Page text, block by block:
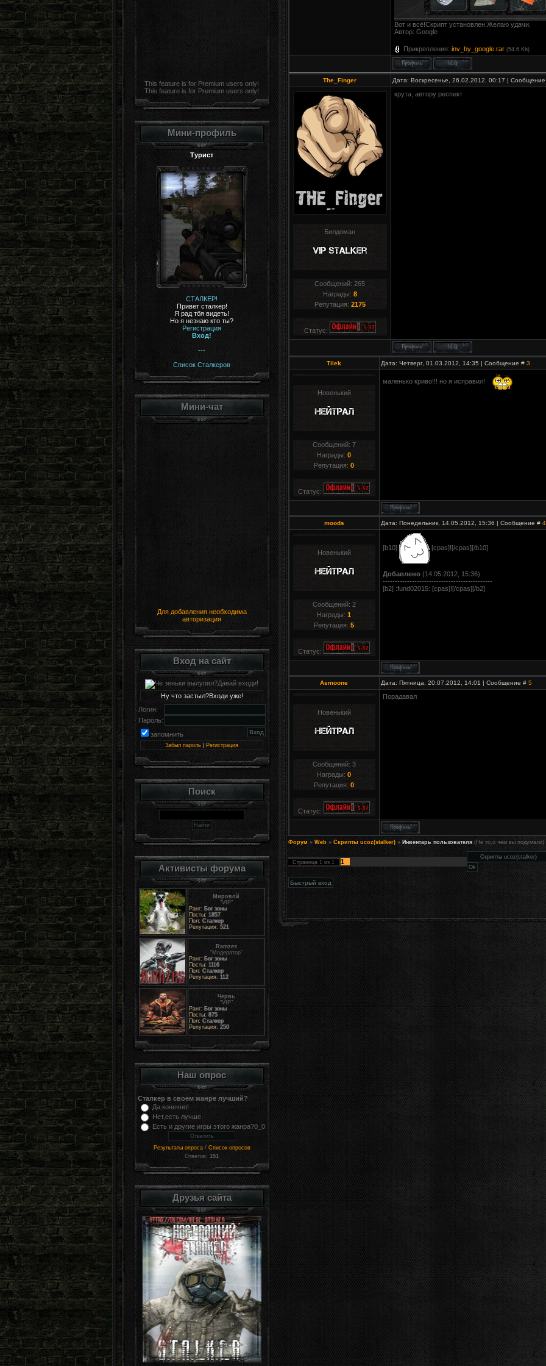
This feature is for Premium users only!
This feature is for Premium users only!
Мини-профиль
Турист
СТАЛКЕР!
Привет сталкер!
Я рад тбя видеть!
Но я незнаю кто ты?
Регистрация
Вход!
---
Список Сталкеров
Мини-чат
Для добавления необходима
авторизация
Вход на сайт
Ну что застыл?Входи уже!
Логин:
Пароль:
запомнить
Забыл пароль Регистрация
Поиск
Активисты форума
Мировой
"VIP"
Ранг: Бог зоны
Посты: 1857
Пол: Сталкер
Репутация: 521
Ramzes
"Модератор"
Ранг: Бог зоны
Посты: 1116
Пол: Сталкер
Репутация: 112
Червь
"VIP"
Ранг: Бог зоны
Посты: 875
Пол: Сталкер
Репутация: 250
Наш опрос
Сталкер в своем жанре лучший?
Да,конечно!
Нет,есть лучше.
Есть и другие игры этого жанра?0_0
Результаты опроса/ Список опросов
Ответов: 151
Друзья сайта
Вот и всё!Скрипт установлен.Желаю удачи.
Автор: Google
Прикрепления: inv_by_google.rar (54.6 Kb)
The_Finger Дата: Воскресенье, 26.02.2012, 00:17 |
Билдоман
Сообщений: 265
Награды: 8
Репутация: 2175
Статус:
крута, автору респект
Tilek Дата: Четверг, 01.03.2012, 14:35 | Сообщение # 3
Новенький
Сообщений: 7
Награды: 0
Репутация: 0
Статус:
маленько криво!!! но я исправил!
moods Дата: Понедельник, 14.05.2012, 15:36 | Сообщение # 4
Новенький
Сообщений: 2
Награды: 1
Репутация: 5
Статус:
[b10] [cpas]![/cpas][/b10]
Добавлено(14.05.2012, 15:36)
---------------------------------------------
[b2] :fund02015: [cpas]![/cpas][/b2]
Asmoone Дата: Пятница, 20.07.2012, 14:01 | Сообщение # 5
Новенький
Сообщений: 3
Награды: 0
Репутация: 0
Статус:
Порадавал
Форум » Web » Скрипты ucoz(stalker) » Инвентарь пользователя (Не то,о чём вы подумали)
Страница 1из 1 1